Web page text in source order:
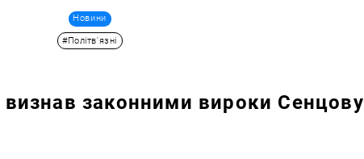
Новини
#Політв'язні
законними вироки Сенцову